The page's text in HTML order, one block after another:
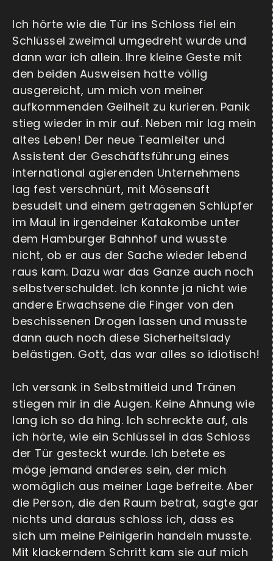
Ich hörte wie die Tür ins Schloss fiel ein
Schlüssel zweimal umgedreht wurde und
dann war ich allein. Ihre kleine Geste mit
den beiden Ausweisen hatte völlig
ausgereicht, um mich von meiner
aufkommenden Geilheit zu kurieren. Panik
stieg wieder in mir auf. Neben mir lag mein
altes Leben! Der neue Teamleiter und
Assistent der Geschäftsführung eines
international agierenden Unternehmens
lag fest verschnürt, mit Mösensaft
besudelt und einem getragenen Schlüpfer
im Maul in irgendeiner Katakombe unter
dem Hamburger Bahnhof und wusste
nicht, ob er aus der Sache wieder lebend
raus kam. Dazu war das Ganze auch noch
selbstverschuldet. Ich konnte ja nicht wie
andere Erwachsene die Finger von den
beschissenen Drogen lassen und musste
dann auch noch diese Sicherheitslady
belästigen. Gott, das war alles so idiotisch!
Ich versank in Selbstmitleid und Tränen
stiegen mir in die Augen. Keine Ahnung wie
lang ich so da hing. Ich schreckte auf, als
ich hörte, wie ein Schlüssel in das Schloss
der Tür gesteckt wurde. Ich betete es
möge jemand anderes sein, der mich
womöglich aus meiner Lage befreite. Aber
die Person, die den Raum betrat, sagte gar
nichts und daraus schloss ich, dass es
sich um meine Peinigerin handeln musste.
Mit klackerndem Schritt kam sie auf mich